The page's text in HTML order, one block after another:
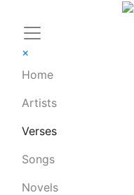
×
Home
Artists
Verses
Songs
Novels